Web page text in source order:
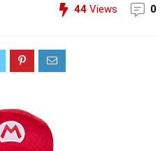
44 Views 0